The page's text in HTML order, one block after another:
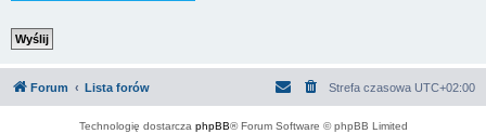
Forum Lista forów Strefa czasowa UTC+02:00
Technologię dostarcza phpBB® Forum Software © phpBB Limited